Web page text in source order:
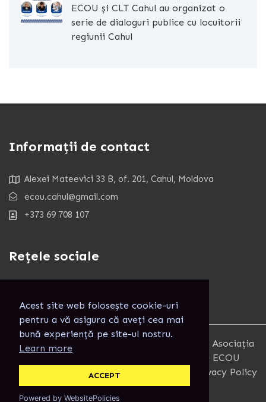
Acest site web folosește cookie-uri
pentru a vă asigura că aveți cea mai
bună experiență pe site-ul nostru.
Learn more
ACCEPT
Powered by WebsitePolicies
ECOU și CLT Cahul au organizat o
serie de dialoguri publice cu locuitorii
regiunii Cahul
Informații de contact
Alexei Mateevici 33 B, of. 201, Cahul, Moldova
ecou.cahul@gmail.com
+373 69 708 107
Rețele sociale
Copyright 2025. Toate Drepturile rezervate. Asociația
pentru Combaterea Izolării Informaționale ECOU
Terms and Conditions
Privacy Policy